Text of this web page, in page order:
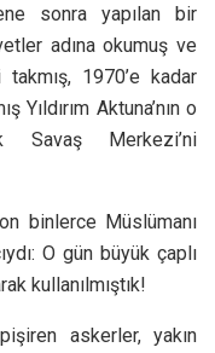
sonra yapılan bir
adına okumuş ve
1970’e kadar
Aktuna’nın o
Savaş Merkezi’ni
binlerce Müslümanı
O gün büyük çaplı
kullanılmıştık!
askerler, yakın